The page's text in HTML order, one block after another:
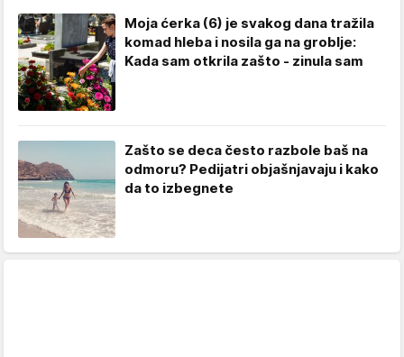
Moja ćerka (6) je svakog dana tražila
komad hleba i nosila ga na groblje:
Kada sam otkrila zašto - zinula sam
Zašto se deca često razbole baš na
odmoru? Pedijatri objašnjavaju i kako
da to izbegnete